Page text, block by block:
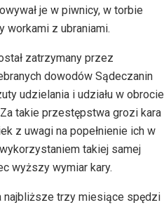
je w piwnicy, w torbie
workami z ubraniami.
zatrzymany przez
dowodów Sądeczanin
udzielania i udziału w obrocie
takie przestępstwa grozi kara
z uwagi na popełnienie ich w
takiej samej
wyższy wymiar kary.
najbliższe trzy miesiące spędzi